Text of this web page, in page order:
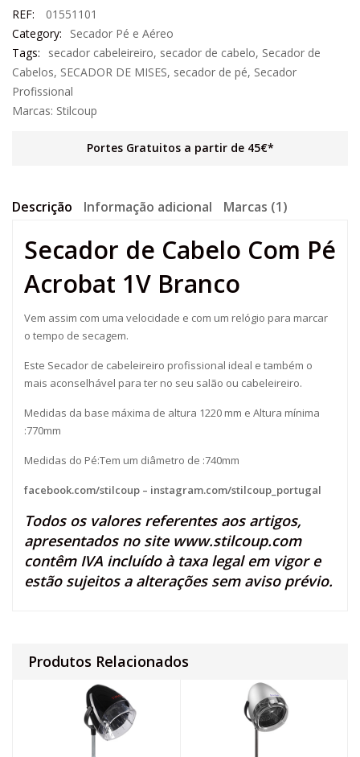
REF:
01551101
Category:
Secador Pé e Aéreo
Tags:
secador cabeleireiro, secador de cabelo, Secador de
Cabelos, SECADOR DE MISES, secador de pé, Secador
Profissional
Marcas: Stilcoup
Portes Gratuitos a partir de 45€*
Descrição Informação adicional Marcas (1)
Secador de Cabelo Com Pé
Acrobat 1V Branco
Vem assim com uma velocidade e com um relógio para marcar
o tempo de secagem.
Este Secador de cabeleireiro profissional ideal e também o
mais aconselhável para ter no seu salão ou cabeleireiro.
Medidas da base máxima de altura 1220 mm e Altura mínima
:770mm
Medidas do Pé:Tem um diâmetro de :740mm
facebook.com/stilcoup – instagram.com/stilcoup_portugal
Todos os valores referentes aos artigos,
apresentados no site www.stilcoup.com
contêm IVA incluído à taxa legal em vigor e
estão sujeitos a alterações sem aviso prévio.
Produtos Relacionados